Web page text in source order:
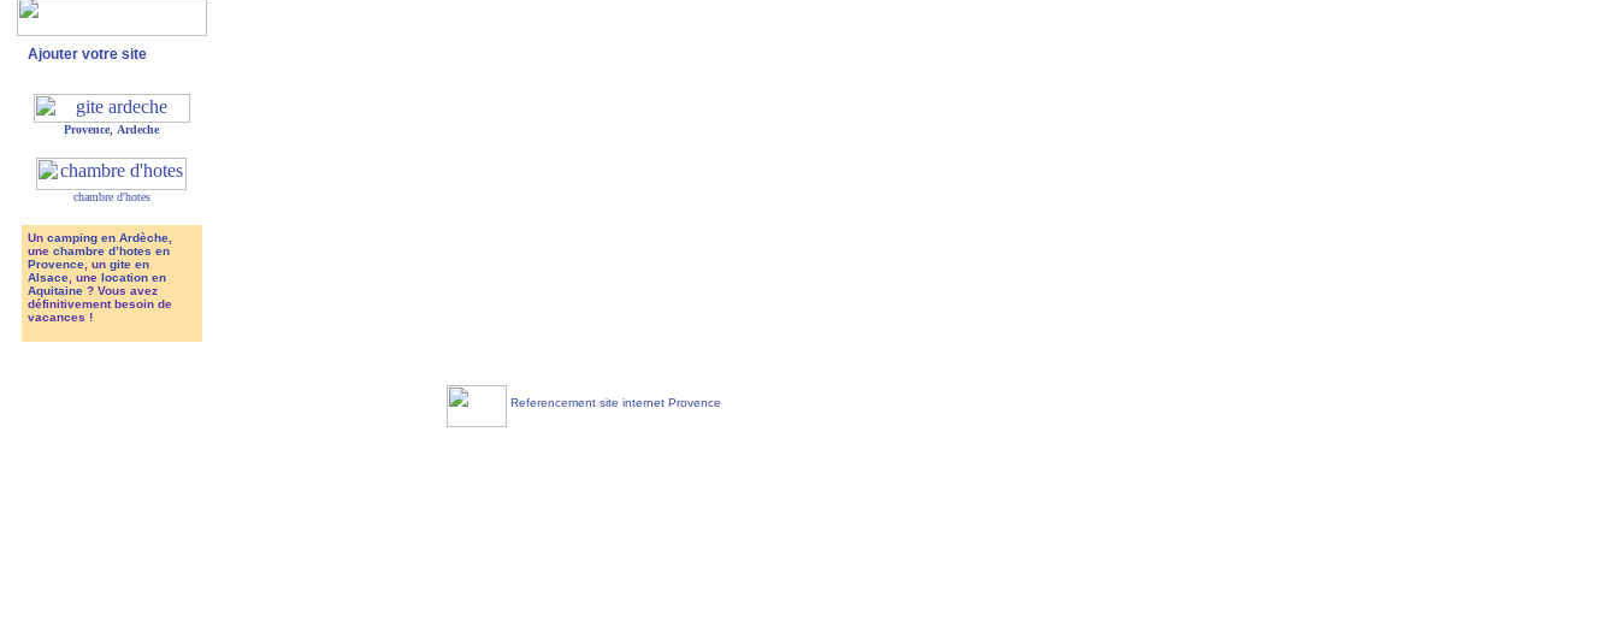
Ajouter votre site
Provence Ardeche
chambre d'hotes
Un camping en Ardèche,
une chambre d’hotes en
Provence, un gite en
Alsace, une location en
Aquitaine? Vous avez
définitivement besoin de
vacances !
Referencement site internet Provence